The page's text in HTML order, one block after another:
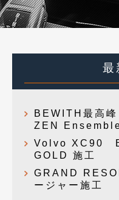
最
BEWITH最高
ZEN
Volvo XC90
GOLD 施工
GRAND
ージャー施工